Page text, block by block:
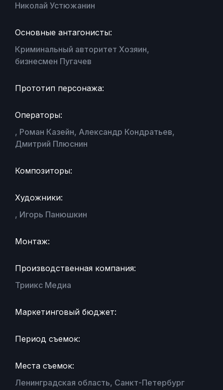
Николай Устюжанин
Основные антагонисты:
Криминальный авторитет Хозяин,
бизнесмен Пугачев
Прототип персонажа:
Операторы:
, Роман Казейн, Александр Кондратьев,
Дмитрий Плюснин
Композиторы:
Художники:
, Игорь Панюшкин
Монтаж:
Производственная компания:
Триикс Медиа
Маркетинговый бюджет:
Период съемок:
Места съемок:
Ленинградская область, Санкт-Петербург